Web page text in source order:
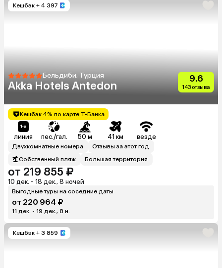
Кешбэк + 4 397
Бельдиби, Турция
Akka Hotels Antedon
9.6
143 отзыва
Кешбэк 4% по карте Т-Банка
линия пес./гал. 50 м 41 км везде
Двухкомнатные номера
Отзывы за этот год
Собственный пляж
Большая территория
от 219 855 ₽
10 дек. - 18 дек., 8 ночей
Выгодные туры на соседние даты
от 220 964 ₽
11 дек. - 19 дек., 8 н.
Кешбэк + 3 859